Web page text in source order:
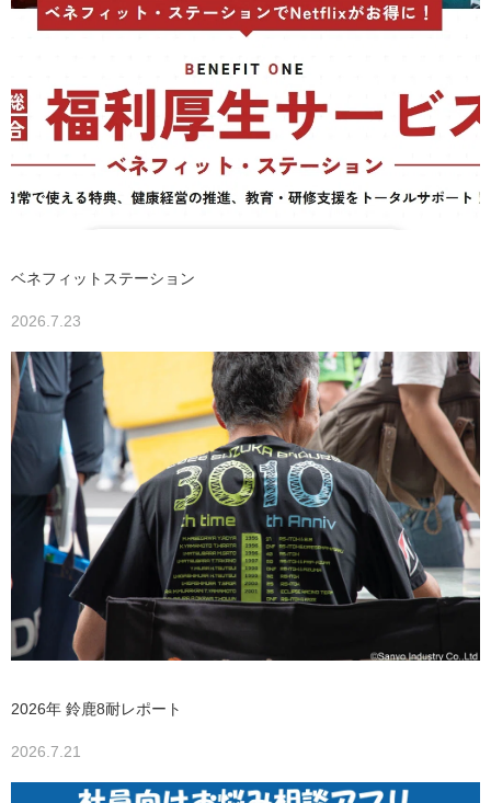
ベネフィットステーション
2026.7.23
2026年 鈴鹿8耐レポート
2026.7.21